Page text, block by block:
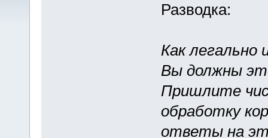
Разводка:
Как
Вы должны
Пришлите
обработку
ответы на